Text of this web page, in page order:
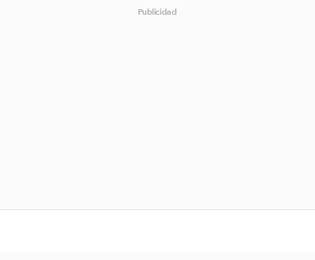
Publicidad